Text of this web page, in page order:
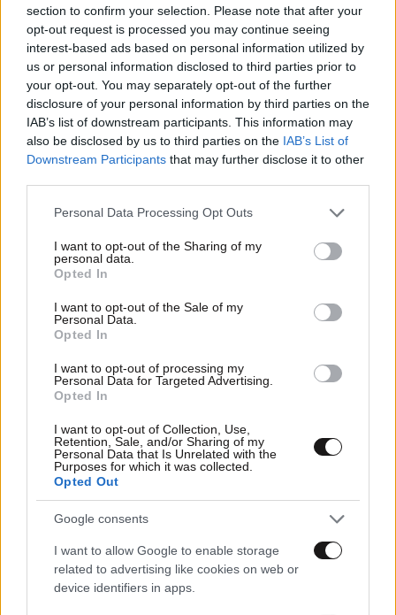
section to confirm your selection. Please note that after your
opt-out request is processed you may continue seeing
interest-based ads based on personal information utilized by
us or personal information disclosed to third parties prior to
your opt-out. You may separately opt-out of the further
disclosure of your personal information by third parties on the
IAB’s list of downstream participants. This information may
also be disclosed by us to third parties on the IAB’s List of
Downstream Participants that may further disclose it to other
Please note that this website/app uses one or more Google
not limited to your visit or usage behaviour. You may click to
grant or deny consent to Google and its third-party tags to
use your data for below specified purposes in below Google
consent section.
Personal Data Processing Opt Outs
I want to opt-out of the Sharing of my
personal data.
Opted In
I want to opt-out of the Sale of my
Personal Data.
Opted In
I want to opt-out of processing my
Personal Data for Targeted Advertising.
Opted In
I want to opt-out of Collection, Use,
Retention, Sale, and/or Sharing of my
Personal Data that Is Unrelated with the
Purposes for which it was collected.
Opted Out
Google consents
I want to allow Google to enable storage
related to advertising like cookies on web or
device identifiers in apps.
05·03·2024 12:12
Πάνος Καλλίδης: Το σεξ είναι ένδειξη αγάπης, είναι
απαραίτητο μετά το φαγητό
05·01·2024 14:36
Ο Πάνος Καλίδης είναι απόλυτος στο θέμα του γάμου –
«Εάν δεν κάνεις θρησκευτικό, να σε ευλογήσει ο παπάς,
για μένα δεν είσαι παντρεμένος»